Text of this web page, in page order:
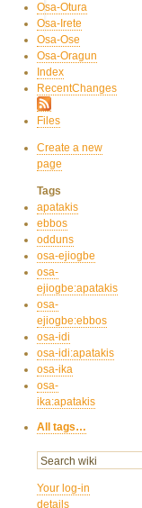
Osa-Otura
Osa-Irete
Osa-Ose
Osa-Oragun
Index
RecentChanges
Files
Create a new
page
Tags
apatakis
ebbos
odduns
osa-ejiogbe
osa-
ejiogbe:apatakis
osa-
ejiogbe:ebbos
osa-idi
osa-idi:apatakis
osa-ika
osa-
ika:apatakis
All tags…
Your log-in
details